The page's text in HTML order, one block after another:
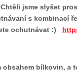
jsme slyšet
s kombinací
ochutnávat :)
bílkovin, a